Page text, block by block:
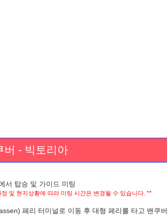
- 빅토리아
서 탑승 및 가이드 미팅
및 현지상황에 따라 미팅 시간은 변경될 수 있습니다. **
페리 터미널로 이동 후 대형 페리를 타고 밴쿠버